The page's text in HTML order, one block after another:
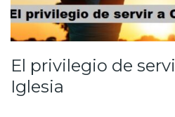
El privilegio de
Iglesia